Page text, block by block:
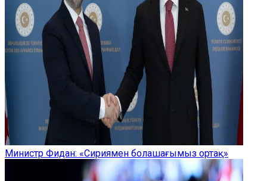
Министр Фидан: «Сириямен болашағымыз ортақ»